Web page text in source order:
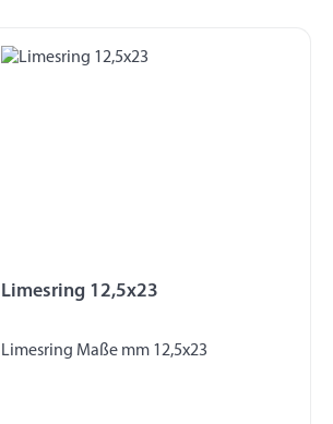
Limesring 12,5x23
Limesring Maße mm 12,5x23